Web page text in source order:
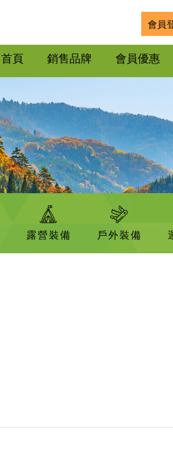
會員
首頁 銷售品牌 會員優惠
露營裝備 戶外裝備